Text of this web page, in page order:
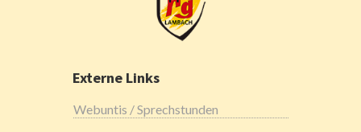
Externe Links
Webuntis / Sprechstunden